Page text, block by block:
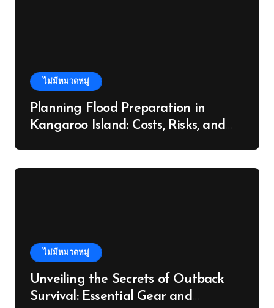
ไม่มีหมวดหมู่
Planning Flood Preparation in
Kangaroo Island: Costs, Risks, and
ไม่มีหมวดหมู่
Unveiling the Secrets of Outback
Survival: Essential Gear and